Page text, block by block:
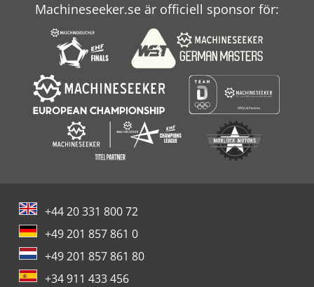
Machineseeker.se är officiell sponsor för:
+44 20 331 800 72
+49 201 857 861 0
+49 201 857 861 80
+34 911 433 456